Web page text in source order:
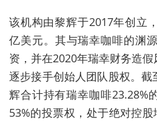
该机构由黎辉于2017年创立
亿美元。 其与瑞幸咖啡的渊
资，并在2020年瑞幸财务造假
逐步接手创始人团队股权。
辉合计持有瑞幸咖啡23.28%
53%的投票权，处于绝对控